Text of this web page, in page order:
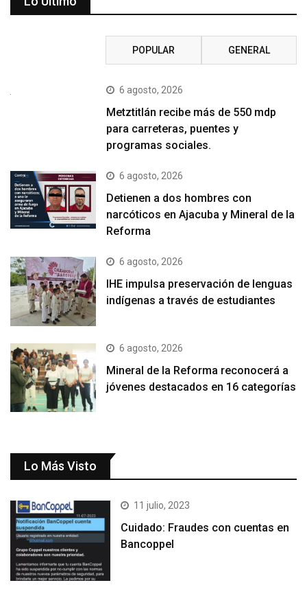
POPULAR GENERAL
6 agosto, 2026
Metztitlán recibe más de 550 mdp
para carreteras, puentes y
programas sociales.
6 agosto, 2026
Detienen a dos hombres con
narcóticos en Ajacuba y Mineral de la
Reforma
6 agosto, 2026
IHE impulsa preservación de lenguas
indígenas a través de estudiantes
6 agosto, 2026
Mineral de la Reforma reconocerá a
jóvenes destacados en 16 categorías
Lo Más Visto
11 julio, 2023
Cuidado: Fraudes con cuentas en
Bancoppel